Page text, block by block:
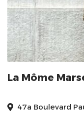
La Môme
47a Boulevard